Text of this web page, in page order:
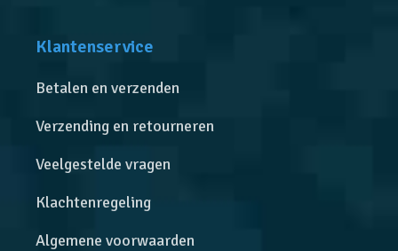
Klantenservice
Betalen en verzenden
Verzending en retourneren
Veelgestelde vragen
Klachtenregeling
Algemene voorwaarden